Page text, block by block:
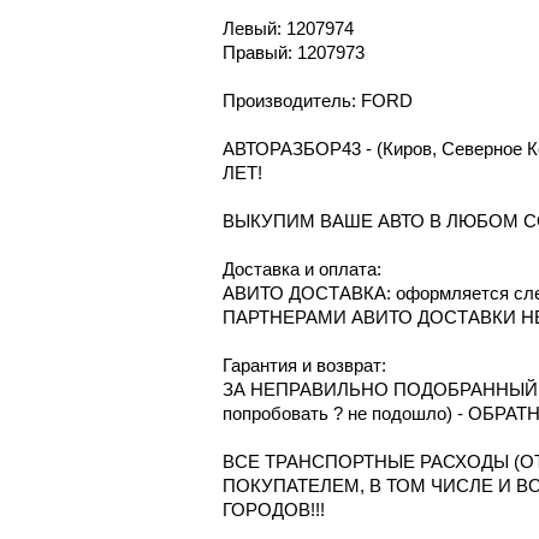
Левый: 1207974
Правый: 1207973
Производитель: FORD
АВТОРАЗБОР43 - (Киров,
ЛЕТ!
ВЫКУПИМ ВАШЕ АВТО В ЛЮБОМ
Доcтавка и oплата:
АВИТО ДОСТАВКА: оформляется
ПАРТНЕРАМИ АВИТО ДОСТАВКИ
Гарантия и возврат:
ЗА НЕПРАВИЛЬНО ПОДОБРАННЫЙ
попробовать ? не подошло) -
ВСЕ ТРАНСПОРТНЫЕ РАСХОДЫ
ПОКУПАТЕЛЕМ, В ТОМ ЧИСЛЕ И
ГОРОДОВ!!!